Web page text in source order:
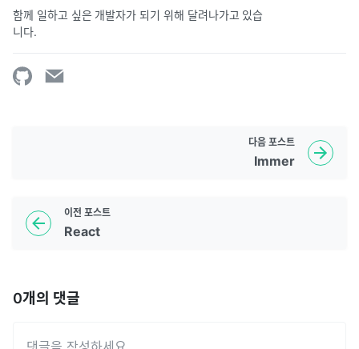
함께 일하고 싶은 개발자가 되기 위해 달려나가고 있습
니다.
이전 포스트
React
다음 포스트
Immer
0개의 댓글